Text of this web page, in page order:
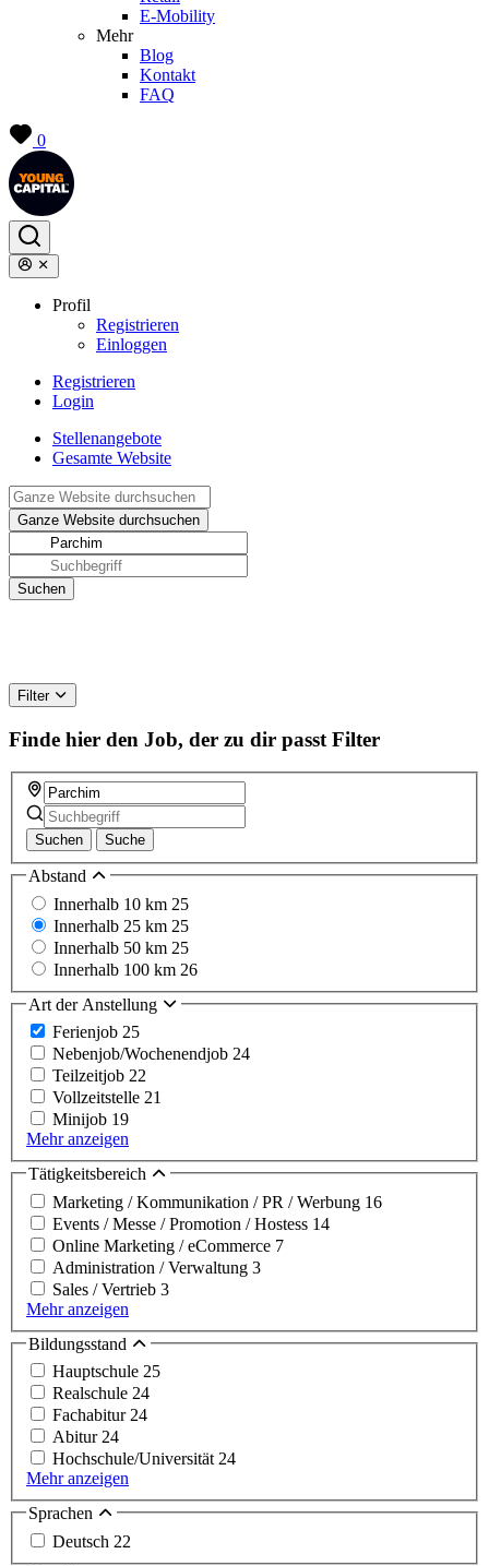
E-Mobility
Mehr
Blog
Kontakt
FAQ
0
Profil
Registrieren
Einloggen
Registrieren
Login
Stellenangebote
Gesamte Website
Filter
Finde hier den Job, der zu dir passt Filter
Suchen Suche
Abstand
Innerhalb 10 km 25
Innerhalb 25 km 25
Innerhalb 50 km 25
Innerhalb 100 km 26
Art der Anstellung
Ferienjob 25
Nebenjob/Wochenendjob 24
Teilzeitjob 22
Vollzeitstelle 21
Minijob 19
Mehr anzeigen
Tätigkeitsbereich
Marketing / Kommunikation / PR / Werbung 16
Events / Messe / Promotion / Hostess 14
Online Marketing / eCommerce 7
Administration / Verwaltung 3
Sales / Vertrieb 3
Mehr anzeigen
Bildungsstand
Hauptschule 25
Realschule 24
Fachabitur24
Abitur24
Hochschule/Universität24
Mehr anzeigen
Sprachen
Deutsch 22